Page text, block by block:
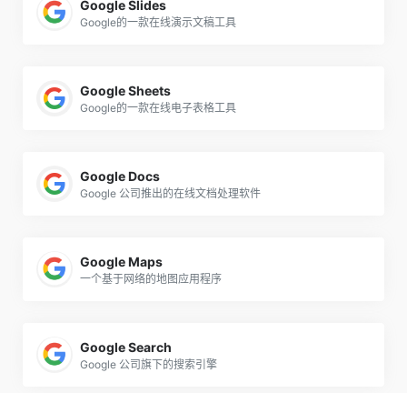
Google Slides
Google的一款在线演示文稿工具
Google Sheets
Google的一款在线电子表格工具
Google Docs
Google 公司推出的在线文档处理软件
Google Maps
一个基于网络的地图应用程序
Google Search
Google 公司旗下的搜索引擎